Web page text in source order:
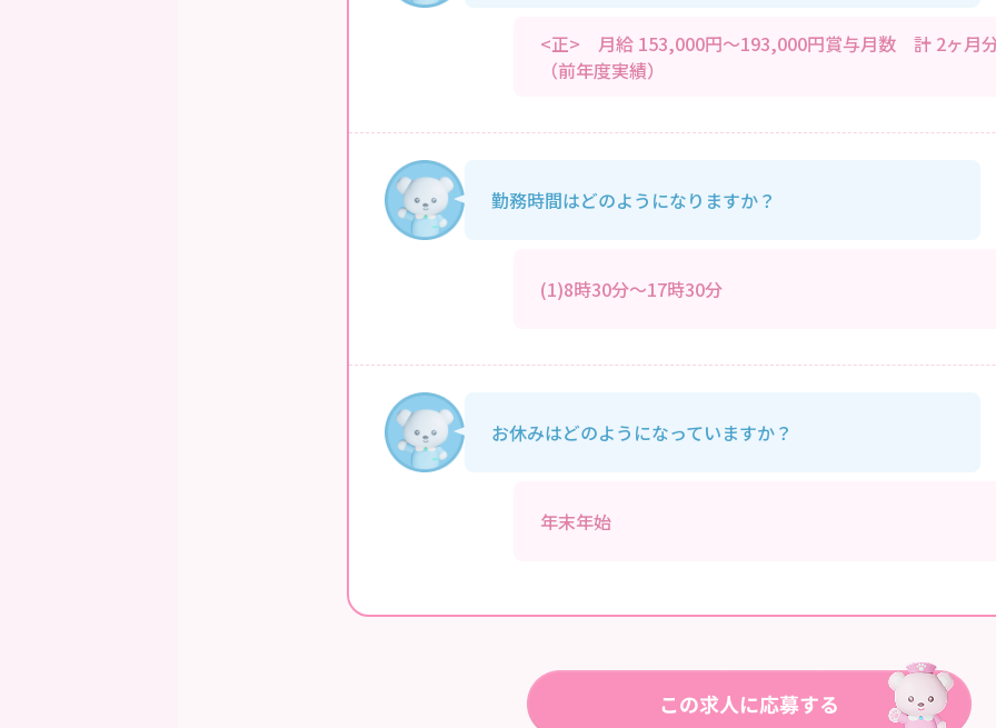
<正> 月給 153,000円～193,000円賞与月数 計 2ヶ月
（前年度実績）
勤務時間はどのようになりますか？
(1)8時30分～17時30分
お休みはどのようになっていますか？
年末年始